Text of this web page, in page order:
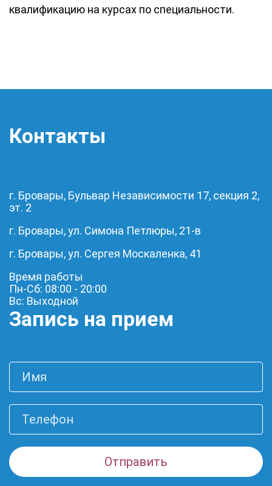
квалификацию на курсах по специальности.
Контакты
г. Бровары, Бульвар Независимости 17, секция 2,
эт. 2
г. Бровары, ул. Симона Петлюры, 21-в
г. Бровары, ул. Сергея Москаленка, 41
Время работы
Пн-Сб: 08:00 - 20:00
Вс: Выходной
Запись на прием